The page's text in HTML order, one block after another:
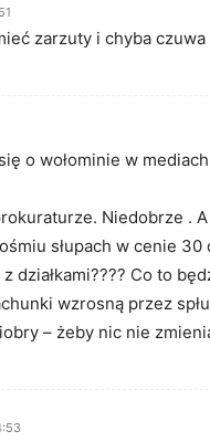
zarzuty i chyba
o wołominie w
Niedobrze .
słupach w cenie
działkami???? Co to
wzrosną przez
– żeby nic nie